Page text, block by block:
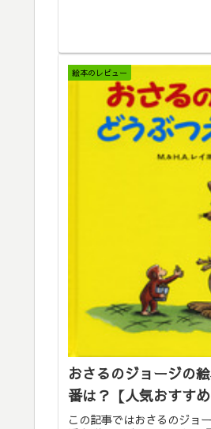
絵本のレビュー
おさるのジョージの
番は？【人気おすすめ
この記事ではおさるのジョ